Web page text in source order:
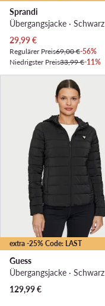
Sprandi
Übergangsjacke · Schwarz
Aktueller Preis
29,99€
Regulärer Preis69,00 €-56%
Niedrigster Preis33,99 €-11%
extra -25% Code: LAST
Guess
Übergangsjacke · Schwarz
129,99€